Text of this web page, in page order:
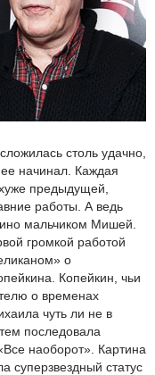
столь удачно,
ее начинал. Каждая
предыдущей,
работы. А ведь
мальчиком Мишей.
громкой работой
о
Копейкин, чьи
о временах
чуть ли не в
последовала
наоборот». Картина
суперзвездный статус